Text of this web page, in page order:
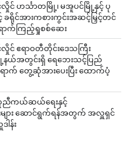
လှိုင် ဟင်္သာတမြို့၊ မအူပင်မြို့နှင့် ပု
ရိုင်အားကစားကွင်းအဆင့်မြှင့်တင်
ောက်ကြည့်ရှုစစ်ဆေး
လှိုင် ဧရာဝတီတိုင်းဒေသကြီး
နယ်အတွင်းရှိ ရေဘေးသင့်ပြည်
ရောက် တွေ့ဆုံအားပေးပြီး ထောက်ပံ့
ညီကယ်ဆယ်ရေးနှင့်
များ ဆောင်ရွက်ရန်အတွက် အလှူရှင်
ါန်း